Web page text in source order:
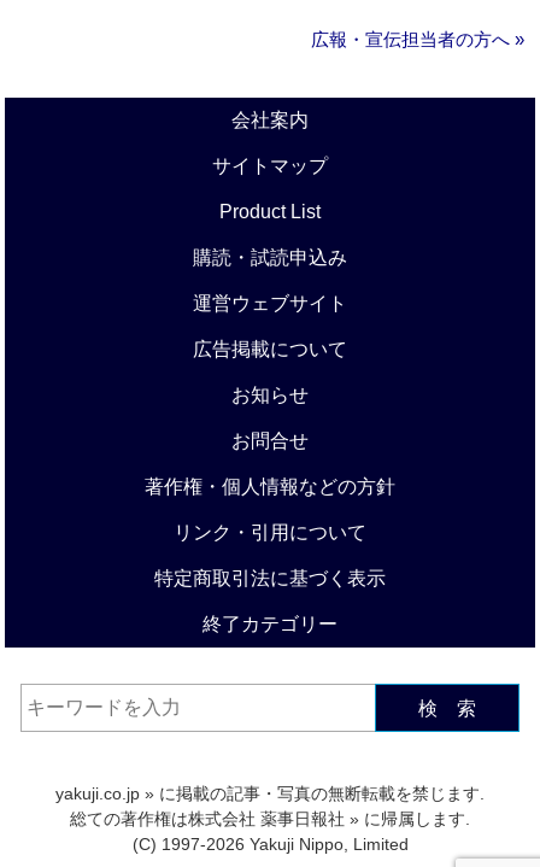
広報・宣伝担当者の方へ »
会社案内
サイトマップ
Product List
購読・試読申込み
運営ウェブサイト
広告掲載について
お知らせ
お問合せ
著作権・個人情報などの方針
リンク・引用について
特定商取引法に基づく表示
終了カテゴリー
検 索
yakuji.co.jp » に掲載の記事・写真の無断転載を禁じます.
総ての著作権は株式会社 薬事日報社 » に帰属します.
(C) 1997-2026 Yakuji Nippo, Limited